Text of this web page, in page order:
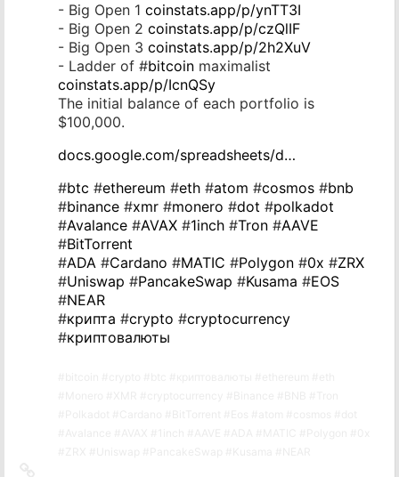
- Big Open 1 coinstats.app/p/ynTT3I
- Big Open 2 coinstats.app/p/czQlIF
- Big Open 3 coinstats.app/p/2h2XuV
- Ladder of #bitcoin maximalist
coinstats.app/p/IcnQSy
The initial balance of each portfolio is
$100,000.
docs.google.com/spreadsheets/d…
#btc #ethereum #eth #atom #cosmos #bnb
#binance #xmr #monero #dot #polkadot
#Avalance #AVAX #1inch #Tron #AAVE
#BitTorrent
#ADA #Cardano #MATIC #Polygon #0x #ZRX
#Uniswap #PancakeSwap #Kusama #EOS
#NEAR
#крипта #crypto #cryptocurrency
#криптовалюты